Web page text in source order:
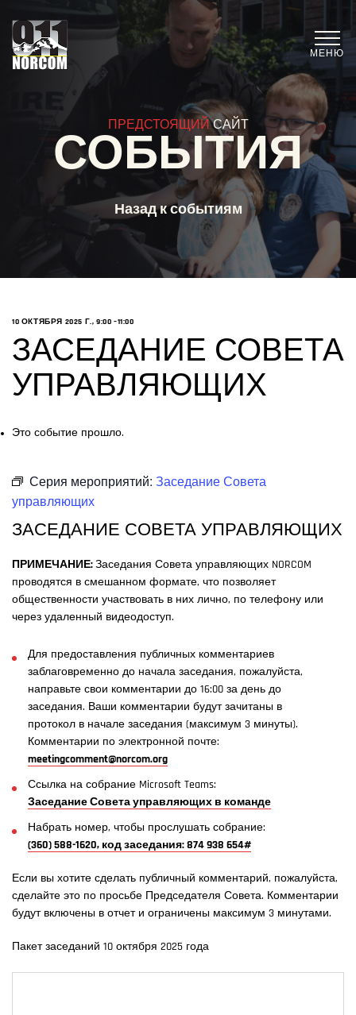
МЕНЮ
ПРЕДСТОЯЩИЙСАЙТ
СОБЫТИЯ
Назад к событиям
10 ОКТЯБРЯ 2025 Г., 9:00 –11:00
ЗАСЕДАНИЕ СОВЕТА
УПРАВЛЯЮЩИХ
Это событие прошло.
Серия мероприятий: Заседание Совета
управляющих
ЗАСЕДАНИЕ СОВЕТА УПРАВЛЯЮЩИХ
ПРИМЕЧАНИЕ: Заседания Совета управляющих NORCOM
проводятся в смешанном формате, что позволяет
общественности участвовать в них лично, по телефону или
через удаленный видеодоступ.
Для предоставления публичных комментариев
заблаговременно до начала заседания, пожалуйста,
направьте свои комментарии до 16:00 за день до
заседания. Ваши комментарии будут зачитаны в
протокол в начале заседания (максимум 3 минуты).
Комментарии по электронной почте:
meetingcomment@norcom.org
Ссылка на собрание Microsoft Teams:
Заседание Совета управляющих в команде
Набрать номер, чтобы прослушать собрание:
(360) 588-1620, код заседания: 874 938 654#
Если вы хотите сделать публичный комментарий, пожалуйста,
сделайте это по просьбе Председателя Совета. Комментарии
будут включены в отчет и ограничены максимум 3 минутами.
Пакет заседаний 10 октября 2025 года